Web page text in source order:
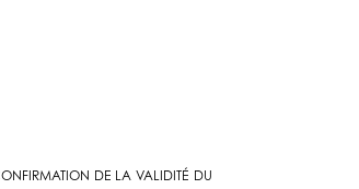
DE LA VALIDITÉ DU